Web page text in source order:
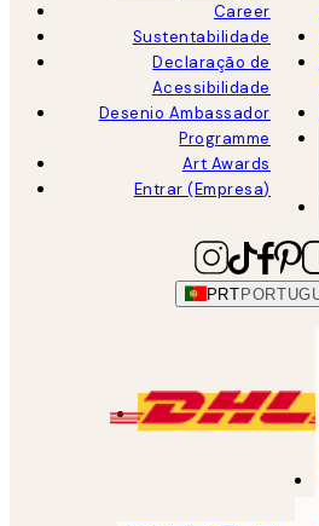
Career
Sustentabilidade
Declaração de
Acessibilidade
Desenio Ambassador
Programme
Art Awards
Entrar (Empresa)
PRT